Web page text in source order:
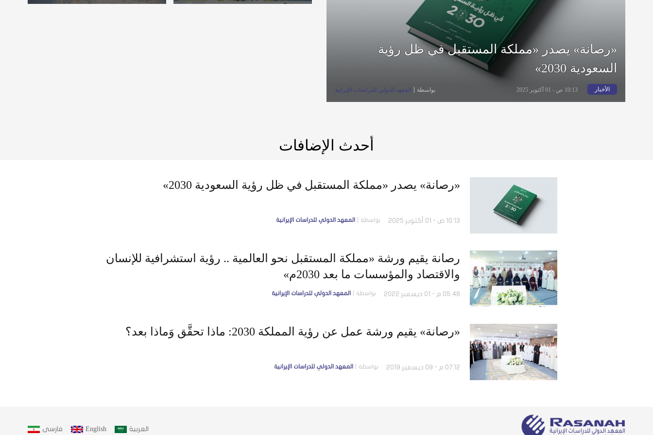
«رصانة» يصدر «مملكة المستقبل في ظل رؤية
السعودية 2030»
الأخبار 10:13 ص - 01 أكتوبر 2025 بواسطة المعهد الدولي للدراسات الإيرانية
بعد 2030م»
أحدث الإضافات
«رصانة» يصدر «مملكة المستقبل في ظل رؤية السعودية 2030»
10:13 ص - 01 أكتوبر 2025 بواسطة المعهد الدولي للدراسات الإيرانية
رصانة يقيم ورشة «مملكة المستقبل نحو العالمية .. رؤية استشرافية للإنسان
والاقتصاد والمؤسسات ما بعد 2030م»
05:48 م - 01 ديسمبر 2022 بواسطة المعهد الدولي للدراسات الإيرانية
«رصانة» يقيم ورشة عمل عن رؤية المملكة 2030: ماذا تحقَّق وَماذا بعد؟
07:12 م - 09 ديسمبر 2019 بواسطة المعهد الدولي للدراسات الإيرانية
العربية English فارسى